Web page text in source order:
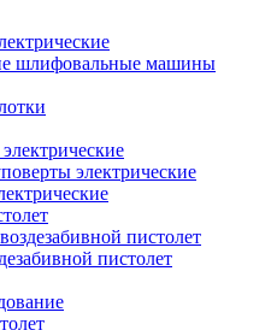
шлифовальные машины
электрические
пистолет
пистолет